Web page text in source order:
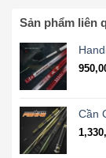
Sản phẩm liên
Cần